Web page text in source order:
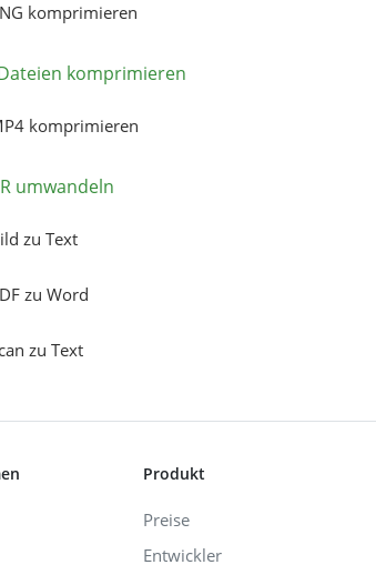
komprimieren
komprimieren
komprimieren
umwandeln
zu Text
zu Word
zu Text
Produkt
Preise
Entwickler